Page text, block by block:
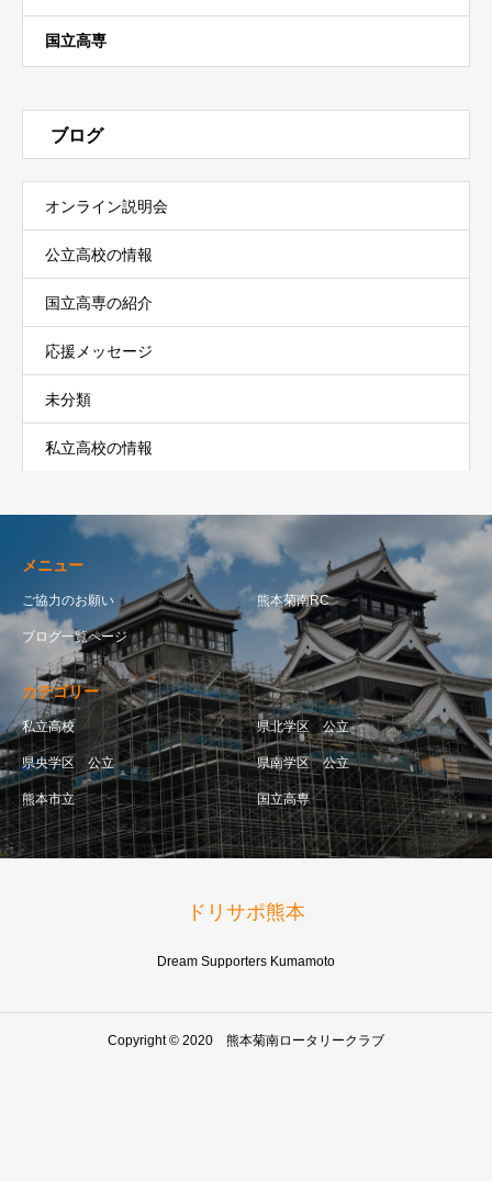
国立高専
ブログ
オンライン説明会
公立高校の情報
国立高専の紹介
応援メッセージ
未分類
私立高校の情報
メニュー
ご協力のお願い 熊本菊南RC
ブログ一覧ページ
カテゴリー
私立高校 県北学区 公立
県央学区 公立 県南学区 公立
熊本市立 国立高専
ドリサポ熊本
Dream Supporters Kumamoto
Copyright © 2020 熊本菊南ロータリークラブ